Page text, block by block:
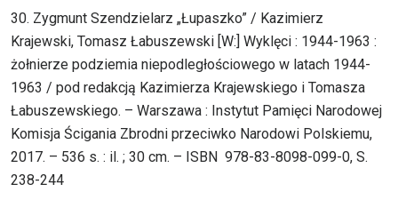
30. Zygmunt Szendzielarz „Łupaszko” / Kazimierz
Krajewski, Tomasz Łabuszewski [W:] Wyklęci : 1944-1963 :
żołnierze podziemia niepodległościowego w latach 1944-
1963 / pod redakcją Kazimierza Krajewskiego i Tomasza
Łabuszewskiego. – Warszawa : Instytut Pamięci Narodowej
Komisja Ścigania Zbrodni przeciwko Narodowi Polskiemu,
2017. – 536 s. : il. ; 30 cm. – ISBN 978-83-8098-099-0, S.
238-244